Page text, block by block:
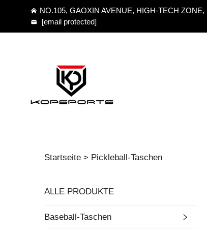
NO.105, GAOXIN AVENUE, HIGH-TECH
[email protected]
Startseite > Pickleball-Taschen
ALLE PRODUKTE
Baseball-Taschen